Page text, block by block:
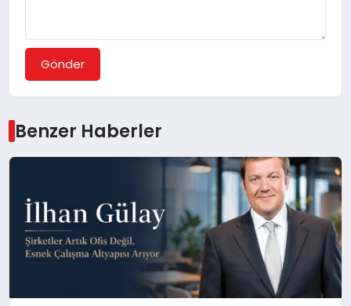
Gönder
Benzer Haberler